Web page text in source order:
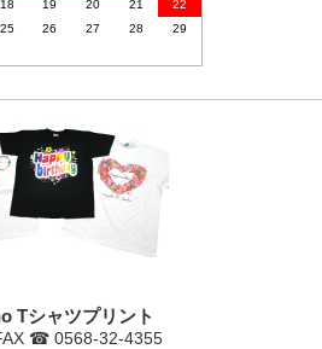
18 19 20 21
22
25 26 27 28
29
Tシャツプリント
☎ 0568-32-4355